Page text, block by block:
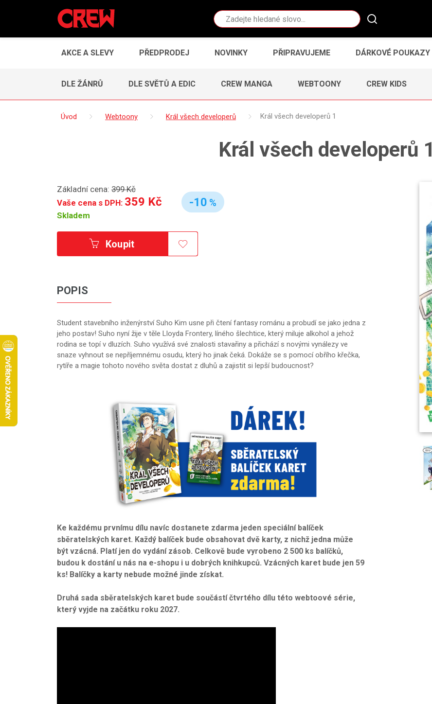
Vyhledávání
AKCE A SLEVY PŘEDPRODEJ NOVINKY PŘIPRAVUJEME DÁRKOVÉ POUKAZY
DLE ŽÁNRŮ DLE SVĚTŮ A EDIC CREW MANGA WEBTOONY CREW KIDS
Úvod Webtoony Král všech developerů Král všech developerů 1
Král všech developerů 1
Základní cena: 399 Kč
Vaše cena s DPH: 359 Kč
Skladem
-10 %
Koupit
POPIS
Student stavebního inženýrství Suho Kim usne při čtení fantasy románu a probudí se jako jedna z
jeho postav! Suho nyní žije v těle Lloyda Frontery, líného šlechtice, který miluje alkohol a jehož
rodina se topí v dluzích. Suho využívá své znalosti stavařiny a přichází s novými vynálezy ve
snaze vyhnout se nepříjemnému osudu, který ho jinak čeká. Dokáže se s pomocí obřího křečka,
rytíře a magie tohoto nového světa dostat z dluhů a zajistit si lepší budoucnost?
Ke každému prvnímu dílu navíc dostanete zdarma jeden speciální balíček
sběratelských karet. Každý balíček bude obsahovat dvě karty, z nichž jedna může
být vzácná. Platí jen do vydání zásob. Celkově bude vyrobeno 2 500 ks balíčků,
budou k dostání u nás na e-shopu i u dobrých knihkupců. Vzácných karet bude jen 59
ks! Balíčky a karty nebude možné jinde získat.
Druhá sada sběratelských karet bude součástí čtvrtého dílu této webtoové série,
který vyjde na začátku roku 2027.